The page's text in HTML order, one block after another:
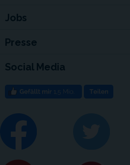
Jobs
Presse
Social Media